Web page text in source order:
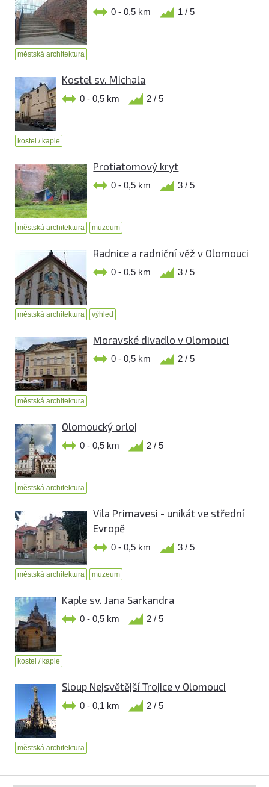
0 - 0,5 km 1 / 5
městská architektura
Kostel sv. Michala
0 - 0,5 km 2 / 5
kostel / kaple
Protiatomový kryt
0 - 0,5 km 3 / 5
městská architektura muzeum
Radnice a radniční věž v Olomouci
0 - 0,5 km 3 / 5
městská architektura výhled
Moravské divadlo v Olomouci
0 - 0,5 km 2 / 5
městská architektura
Olomoucký orloj
0 - 0,5 km 2 / 5
městská architektura
Vila Primavesi - unikát ve střední
Evropě
0 - 0,5 km 3 / 5
městská architektura muzeum
Kaple sv. Jana Sarkandra
0 - 0,5 km 2 / 5
kostel / kaple
Sloup Nejsvětější Trojice v Olomouci
0 - 0,1 km 2 / 5
městská architektura